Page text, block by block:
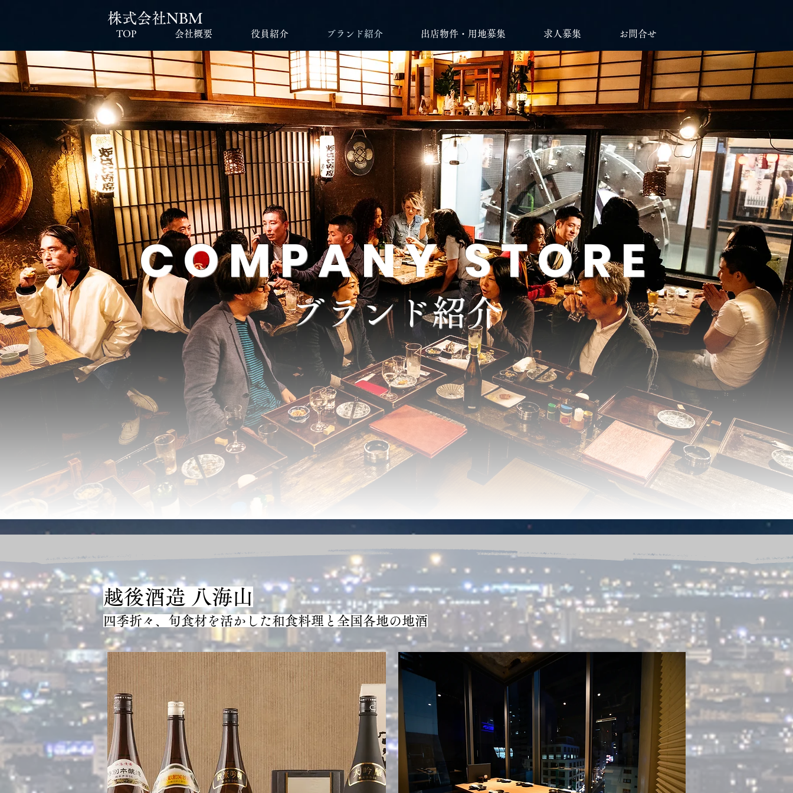
株式会社NBM
TOP 会社概要 役員紹介 ブランド紹介 出店物件・用地募集 求人募集 お問合せ
COMPANY STORE
ブランド紹介
越後酒造 八海山
四季折々、旬食材を活かした和食料理と全国各地の地酒